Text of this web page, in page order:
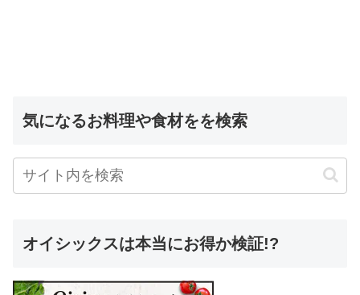
気になるお料理や食材をを検索
オイシックスは本当にお得か検証!?